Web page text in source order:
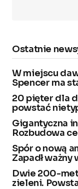
Ostatnie
W miejscu
Spencer ma
20 pięter dla
powstać
Gigantyczna
Rozbudowa
Spór o nową
Zapadł ważny
Dwie 200-
zieleni.